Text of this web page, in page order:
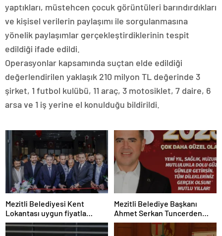
yaptıkları, müstehcen çocuk görüntüleri barındırdıkları
ve kişisel verilerin paylaşımı ile sorgulanmasına
yönelik paylaşımlar gerçekleştirdiklerinin tespit
edildiği ifade edildi.
Operasyonlar kapsamında suçtan elde edildiği
değerlendirilen yaklaşık 210 milyon TL değerinde 3
şirket, 1 futbol kulübü, 11 araç, 3 motosiklet, 7 daire, 6
arsa ve 1 iş yerine el konulduğu bildirildi.
Mezitli Belediyesi Kent
Lokantası uygun fiyatla
hizmete açıldı
Mezitli Belediye Başkanı
Ahmet Serkan Tuncerden
Yeni Yıl Mesajı